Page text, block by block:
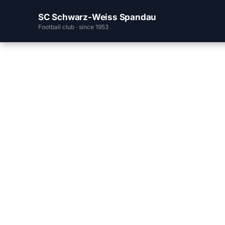
SC Schwarz-Weiss Spandau
Football club · since 1953